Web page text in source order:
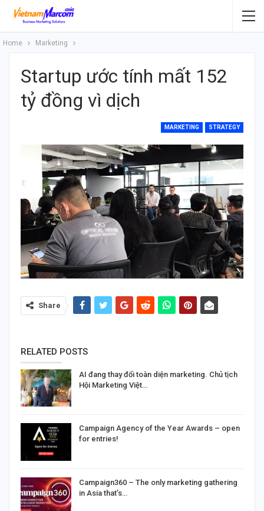
Home Marketing
Startup ước tính mất 152
tỷ đồng vì dịch
MARKETING STRATEGY
Share
RELATED POSTS
AI đang thay đổi toàn diện marketing. Chủ tịch
Hội Marketing Việt…
Campaign Agency of the Year Awards – open
for entries!
Campaign360 – The only marketing gathering
in Asia that’s…